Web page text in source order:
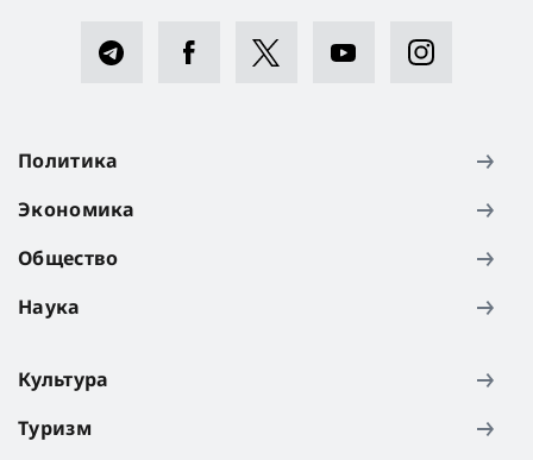
Политика
Экономика
Общество
Наука
Культура
Туризм